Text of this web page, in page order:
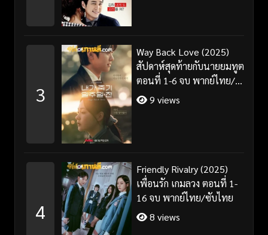
3
Way Back Love (2025)
สัปดาห์สุดท้ายกับนายยมทูต
ตอนที่ 1-6 จบ พากย์ไทย/
ซับไทย
9 views
4
Friendly Rivalry (2025)
เพื่อนรัก เกมลวง ตอนที่ 1-
16 จบ พากย์ไทย/ซับไทย
8 views